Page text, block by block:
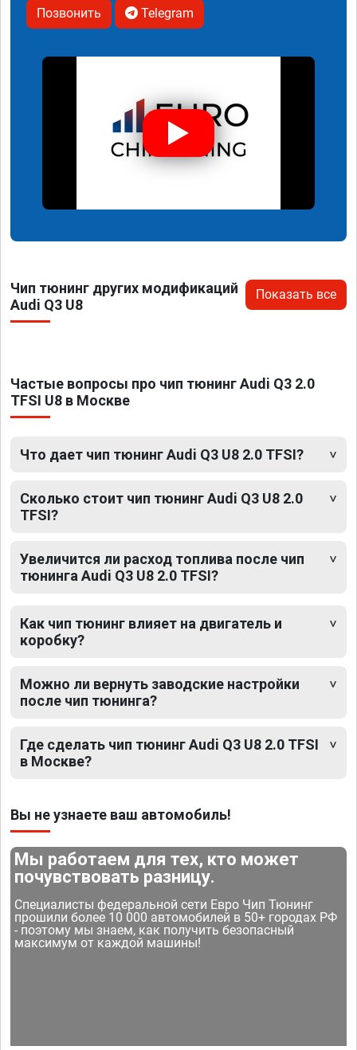
Позвонить Telegram
Чип тюнинг других модификаций
Audi Q3 U8
Показать все
Частые вопросы про чип тюнинг Audi Q3 2.0
TFSI U8 в Москве
Что дает чип тюнинг Audi Q3 U8 2.0 TFSI?
Сколько стоит чип тюнинг Audi Q3 U8 2.0
TFSI?
Увеличится ли расход топлива после чип
тюнинга Audi Q3 U8 2.0 TFSI?
Как чип тюнинг влияет на двигатель и
коробку?
Можно ли вернуть заводские настройки
после чип тюнинга?
Где сделать чип тюнинг Audi Q3 U8 2.0 TFSI
в Москве?
Вы не узнаете ваш автомобиль!
Мы работаем для тех, кто может
почувствовать разницу.
Специалисты федеральной сети Евро Чип Тюнинг
прошили более 10 000 автомобилей в 50+ городах РФ
- поэтому мы знаем, как получить безопасный
максимум от каждой машины!